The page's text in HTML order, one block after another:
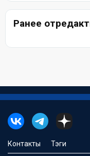
Ранее
Контакты Тэги